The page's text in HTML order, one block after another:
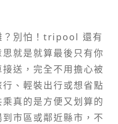
？別怕！tripool 還有
思就是就算最後只有你
送，完全不用擔心被
、輕裝出行或想省點
真的是方便又划算的
市區或鄰近縣市，不